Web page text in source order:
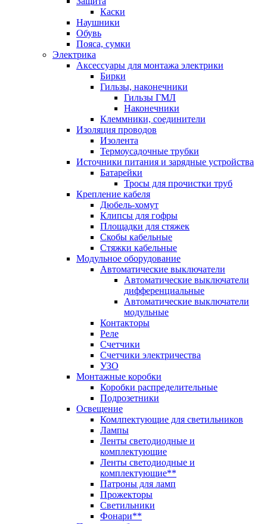
Каски
Наушники
Обувь
Пояса, сумки
Электрика
Аксессуары для монтажа электрики
Бирки
Гильзы, наконечники
Гильзы ГМЛ
Наконечники
Клеммники, соединители
Изоляция проводов
Изолента
Термоусадочные трубки
Источники питания и зарядные устройства
Батарейки
Тросы для прочистки труб
Крепление кабеля
Дюбель-хомут
Клипсы для гофры
Площадки для стяжек
Скобы кабельные
Стяжки кабельные
Модульное оборудование
Автоматические выключатели
Автоматические выключатели
дифференциальные
Автоматические выключатели
модульные
Контакторы
Реле
Счетчики
Счетчики электричества
УЗО
Монтажные коробки
Коробки распределительные
Подрозетники
Освещение
Комлпектующие для светильников
Лампы
Ленты светодиодные и
комплектующие
Ленты светодиодные и
комплектующие**
Патроны для ламп
Прожекторы
Светильники
Фонари**